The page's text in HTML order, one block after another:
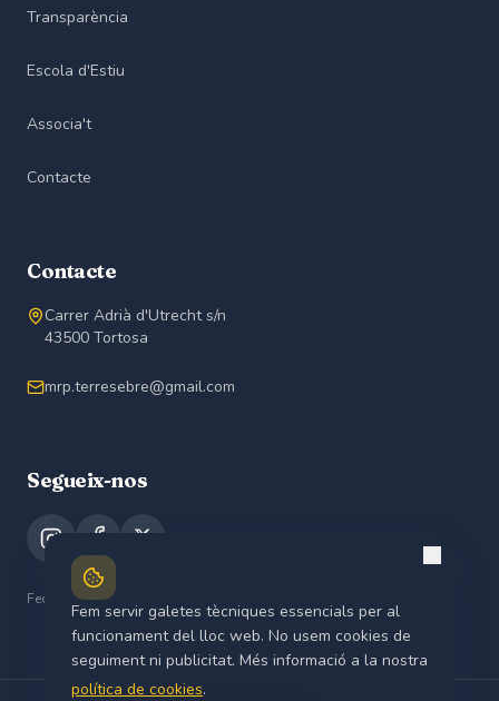
Transparència
Escola d'Estiu
Associa't
Contacte
Contacte
Carrer Adrià d'Utrecht s/n
43500 Tortosa
mrp.terresebre@gmail.com
Segueix-nos
Federats a laFMRPC
Fem servir galetes tècniques essencials per al
funcionament del lloc web. No usem cookies de
seguiment ni publicitat. Més informació a la nostra
política de cookies.